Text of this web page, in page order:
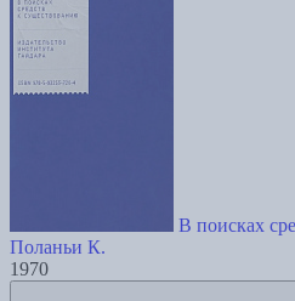
В поисках
Поланьи К.
1970